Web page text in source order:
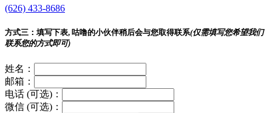
(626) 433-8686
方式三： 填写下表, 咕噜的小伙伴稍后会与您取得联系(仅需填写您希望我们
联系您的方式即可)
姓名：
邮箱：
电话 (可选)：
微信 (可选)：